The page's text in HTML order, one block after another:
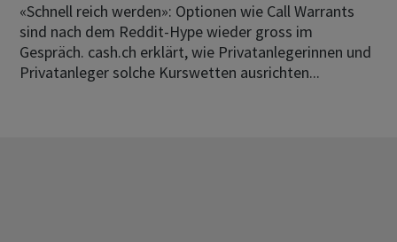
«Schnell reich werden»: Optionen wie Call Warrants
sind nach dem Reddit-Hype wieder gross im
Gespräch. cash.ch erklärt, wie Privatanlegerinnen und
Privatanleger solche Kurswetten ausrichten...